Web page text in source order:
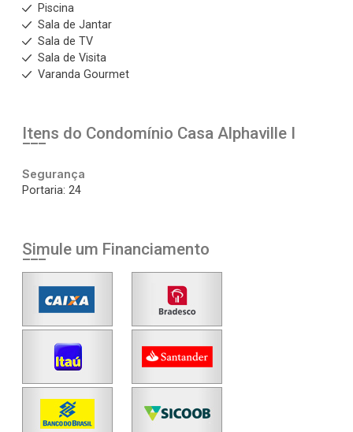
Piscina
Sala de Jantar
Sala de TV
Sala de Visita
Varanda Gourmet
Itens do Condomínio Casa Alphaville I
Segurança
Portaria: 24
Simule um Financiamento